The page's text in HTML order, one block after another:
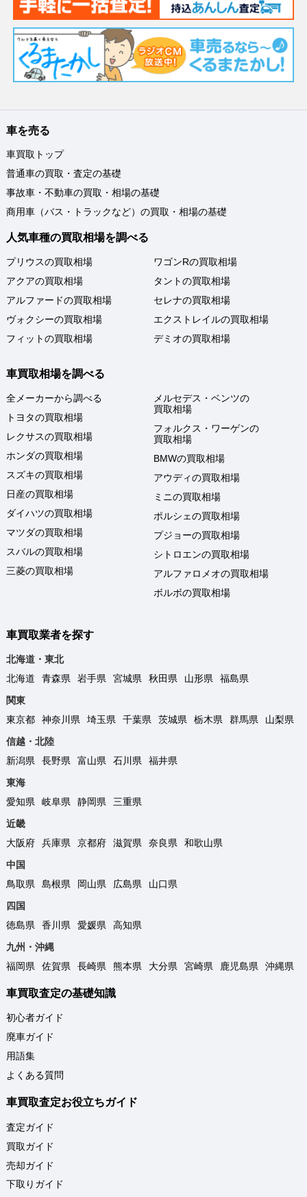
車を売る
車買取トップ
普通車の買取・査定の基礎
事故車・不動車の買取・相場の基礎
商用車（バス・トラックなど）の買取・相場の基礎
人気車種の買取相場を調べる
プリウスの買取相場
アクアの買取相場
アルファードの買取相場
ヴォクシーの買取相場
フィットの買取相場
ワゴンRの買取相場
タントの買取相場
セレナの買取相場
エクストレイルの買取相場
デミオの買取相場
車買取相場を調べる
全メーカーから調べる
トヨタの買取相場
レクサスの買取相場
ホンダの買取相場
スズキの買取相場
日産の買取相場
ダイハツの買取相場
マツダの買取相場
スバルの買取相場
三菱の買取相場
メルセデス・ベンツの
買取相場
フォルクス・ワーゲンの
買取相場
BMWの買取相場
アウディの買取相場
ミニの買取相場
ポルシェの買取相場
プジョーの買取相場
シトロエンの買取相場
アルファロメオの買取相場
ボルボの買取相場
車買取業者を探す
北海道・東北
北海道
青森県 岩手県 宮城県 秋田県 山形県
福島県
関東
東京都
神奈川県 埼玉県 千葉県 茨城県 栃木県 群馬県
山梨県
信越・北陸
新潟県
長野県 富山県 石川県
福井県
東海
愛知県
岐阜県 静岡県
三重県
近畿
大阪府
兵庫県 京都府 滋賀県 奈良県
和歌山県
中国
鳥取県
島根県 岡山県 広島県
山口県
四国
徳島県
香川県 愛媛県
高知県
九州・沖縄
福岡県
佐賀県 長崎県 熊本県 大分県 宮崎県 鹿児島県 沖縄県
車買取査定の基礎知識
初心者ガイド
廃車ガイド
用語集
よくある質問
車買取査定お役立ちガイド
査定ガイド
買取ガイド
売却ガイド
下取りガイド